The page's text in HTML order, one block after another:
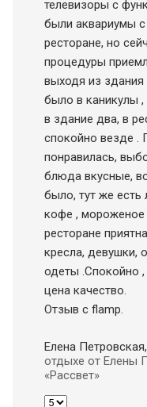
телевизоры с
были аквариумы
ресторане, но
процедуры
выходя из здания
было в каникулы
в здание два, в
спокойно везде .
понравилась,
блюда вкусные,
было, тут же есть
кофе , мороженое
ресторане
кресла, девушки,
одеты .Спокойно
цена качество.
Отзыв с flamp.
Елена
отдыхе от Елены
«Рассвет»